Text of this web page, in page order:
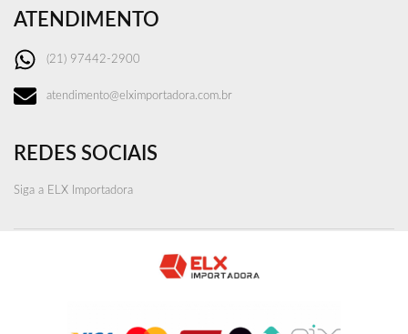
ATENDIMENTO
(21) 97442-2900
atendimento@elximportadora.com.br
REDES SOCIAIS
Siga a ELX Importadora